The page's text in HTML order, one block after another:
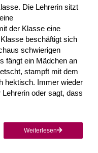
Die Lehrerin sitzt
der Klasse eine
beschäftigt sich
schwierigen
fängt ein Mädchen an
stampft mit dem
hektisch. Immer wieder
oder sagt, dass
Weiterlesen